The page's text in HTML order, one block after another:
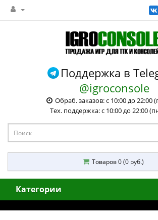
Поддержка в
@igroconsole
Обраб. заказов: с 10:00 до 22:00
Тех. поддержка: с 10:00 до 22:00
Товаров 0 (0 руб.)
Категории